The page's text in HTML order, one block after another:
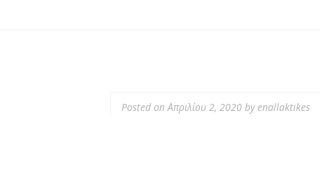
Posted onΑπριλίου 2, 2020by enallaktikes